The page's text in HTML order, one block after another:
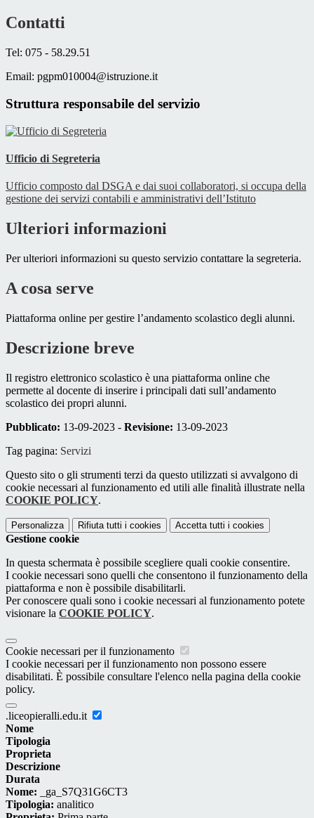
Contatti
Tel: 075 - 58.29.51
Email: pgpm010004@istruzione.it
Struttura responsabile del servizio
Ufficio di Segreteria
Ufficio composto dal DSGA e dai suoi collaboratori, si occupa della
gestione dei servizi contabili e amministrativi dell’Istituto
Ulteriori informazioni
Per ulteriori informazioni su questo servizio contattare la segreteria.
A cosa serve
Piattaforma online per gestire l’andamento scolastico degli alunni.
Descrizione breve
Il registro elettronico scolastico è una piattaforma online che
permette al docente di inserire i principali dati sull’andamento
scolastico dei propri alunni.
Pubblicato: 13-09-2023 - Revisione: 13-09-2023
Tag pagina: Servizi
Questo sito o gli strumenti terzi da questo utilizzati si avvalgono di
cookie necessari al funzionamento ed utili alle finalità illustrate nella
COOKIE POLICY.
Personalizza Rifiuta tutti i cookies Accetta tutti i cookies
Gestione cookie
In questa schermata è possibile scegliere quali cookie consentire.
I cookie necessari sono quelli che consentono il funzionamento della
piattaforma e non è possibile disabilitarli.
Per conoscere quali sono i cookie necessari al funzionamento potete
visionare la COOKIE POLICY.
Cookie necessari per il funzionamento
I cookie necessari per il funzionamento non possono essere
disabilitati. È possibile consultare l'elenco nella pagina della cookie
policy.
.liceopieralli.edu.it
Nome
Tipologia
Proprieta
Descrizione
Durata
Nome: _ga_S7Q31G6CT3
Tipologia: analitico